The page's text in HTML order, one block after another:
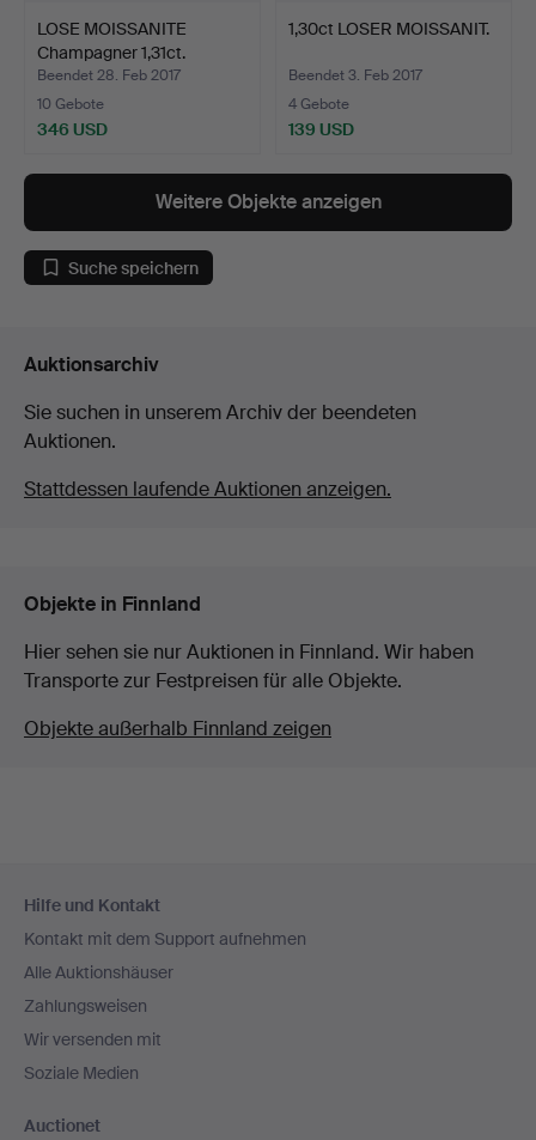
LOSE MOISSANITE
Champagner 1,31ct.
Beendet 28. Feb 2017
10 Gebote
346 USD
1,30ct LOSER MOISSANIT.
Beendet 3. Feb 2017
4 Gebote
139 USD
Weitere Objekte anzeigen
Suche speichern
Auktionsarchiv
Sie suchen in unserem Archiv der beendeten
Auktionen.
Stattdessen laufende Auktionen anzeigen.
Objekte in Finnland
Hier sehen sie nur Auktionen in Finnland. Wir haben
Transporte zur Festpreisen für alle Objekte.
Objekte außerhalb Finnland zeigen
Navigation
Hilfe und Kontakt
Kontakt mit dem Support aufnehmen
Alle Auktionshäuser
Zahlungsweisen
Wir versenden mit
Soziale Medien
Auctionet